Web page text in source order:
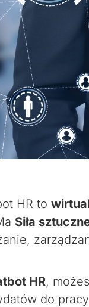
HR to
Siła
HR,
do